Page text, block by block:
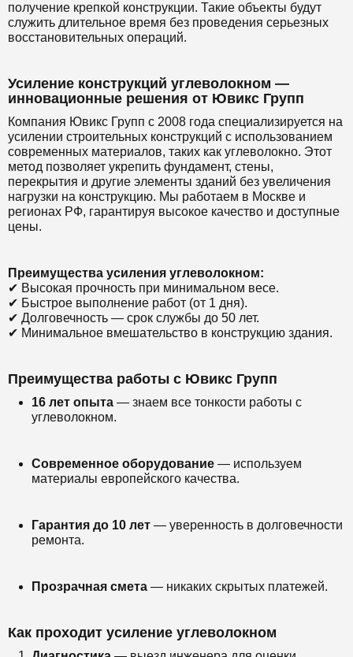
получение крепкой конструкции. Такие объекты будут
служить длительное время без проведения серьезных
восстановительных операций.
Усиление конструкций углеволокном —
инновационные решения от Ювикс Групп
Компания Ювикс Групп с 2008 года специализируется на
усилении строительных конструкций с использованием
современных материалов, таких как углеволокно. Этот
метод позволяет укрепить фундамент, стены,
перекрытия и другие элементы зданий без увеличения
нагрузки на конструкцию. Мы работаем в Москве и
регионах РФ, гарантируя высокое качество и доступные
цены.
Преимущества усиления углеволокном:
✔ Высокая прочность при минимальном весе.
✔ Быстрое выполнение работ (от 1 дня).
✔ Долговечность — срок службы до 50 лет.
✔ Минимальное вмешательство в конструкцию здания.
Преимущества работы с Ювикс Групп
16 лет опыта — знаем все тонкости работы с
углеволокном.
Современное оборудование — используем
материалы европейского качества.
Гарантия до 10 лет — уверенность в долговечности
ремонта.
Прозрачная смета — никаких скрытых платежей.
Как проходит усиление углеволокном